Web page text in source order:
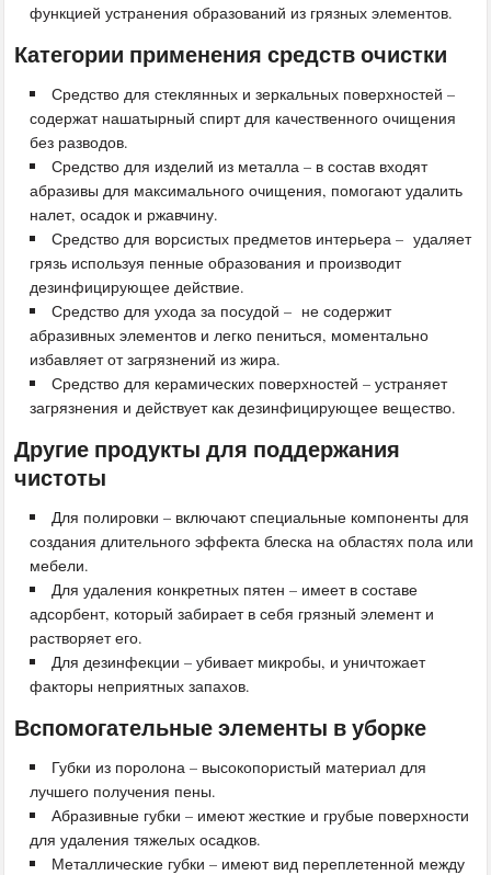
функцией устранения образований из грязных элементов.
Категории применения средств очистки
Средство для стеклянных и зеркальных поверхностей –
содержат нашатырный спирт для качественного очищения
без разводов.
Средство для изделий из металла – в состав входят
абразивы для максимального очищения, помогают удалить
налет, осадок и ржавчину.
Средство для ворсистых предметов интерьера – удаляет
грязь используя пенные образования и производит
дезинфицирующее действие.
Средство для ухода за посудой – не содержит
абразивных элементов и легко пениться, моментально
избавляет от загрязнений из жира.
Средство для керамических поверхностей – устраняет
загрязнения и действует как дезинфицирующее вещество.
Другие продукты для поддержания
чистоты
Для полировки – включают специальные компоненты для
создания длительного эффекта блеска на областях пола или
мебели.
Для удаления конкретных пятен – имеет в составе
адсорбент, который забирает в себя грязный элемент и
растворяет его.
Для дезинфекции – убивает микробы, и уничтожает
факторы неприятных запахов.
Вспомогательные элементы в уборке
Губки из поролона – высокопористый материал для
лучшего получения пены.
Абразивные губки – имеют жесткие и грубые поверхности
для удаления тяжелых осадков.
Металлические губки – имеют вид переплетенной между